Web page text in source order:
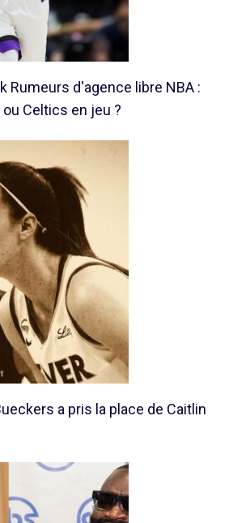
Rumeurs d'agence libre NBA :
Celtics en jeu ?
a pris la place de Caitlin